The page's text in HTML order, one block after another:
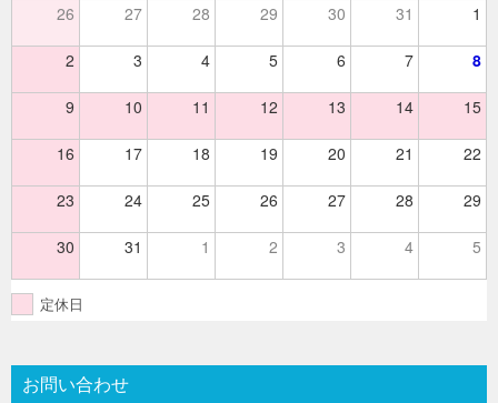
26 27 28 29 30 31 1
2 3 4 5 6 7 8
9 10 11 12 13 14 15
16 17 18 19 20 21 22
23 24 25 26 27 28 29
30 31 1 2 3 4 5
定休日
お問い合わせ